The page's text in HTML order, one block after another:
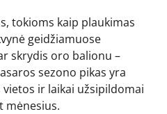
tokioms kaip plaukimas
geidžiamuose
skrydis oro balionu –
sezono pikas yra
ir laikai užsipildomai
mėnesius.